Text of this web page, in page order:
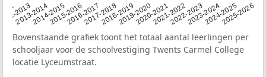
2013
2013-20142014-20152015-20162016-20172017-20182018-20192019-20202020-20212021-20222022-20232023-20242024-2025
2025-2026
Bovenstaande grafiek toont het totaal aantal leerlingen per
schooljaar voor de schoolvestiging Twents Carmel College
locatie Lyceumstraat.